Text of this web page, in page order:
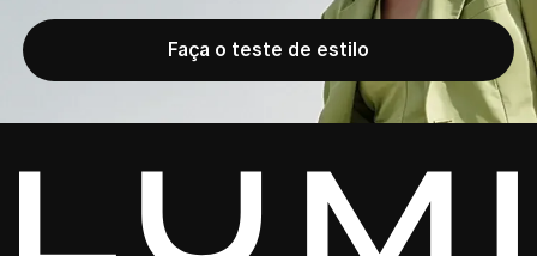
Faça o teste de estilo